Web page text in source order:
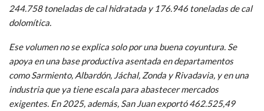
244.758 toneladas de cal hidratada y 176.946 toneladas de cal
dolomítica.
Ese volumen no se explica solo por una buena coyuntura. Se
apoya en una base productiva asentada en departamentos
como Sarmiento, Albardón, Jáchal, Zonda y Rivadavia, y en una
industria que ya tiene escala para abastecer mercados
exigentes. En 2025, además, San Juan exportó 462.525,49